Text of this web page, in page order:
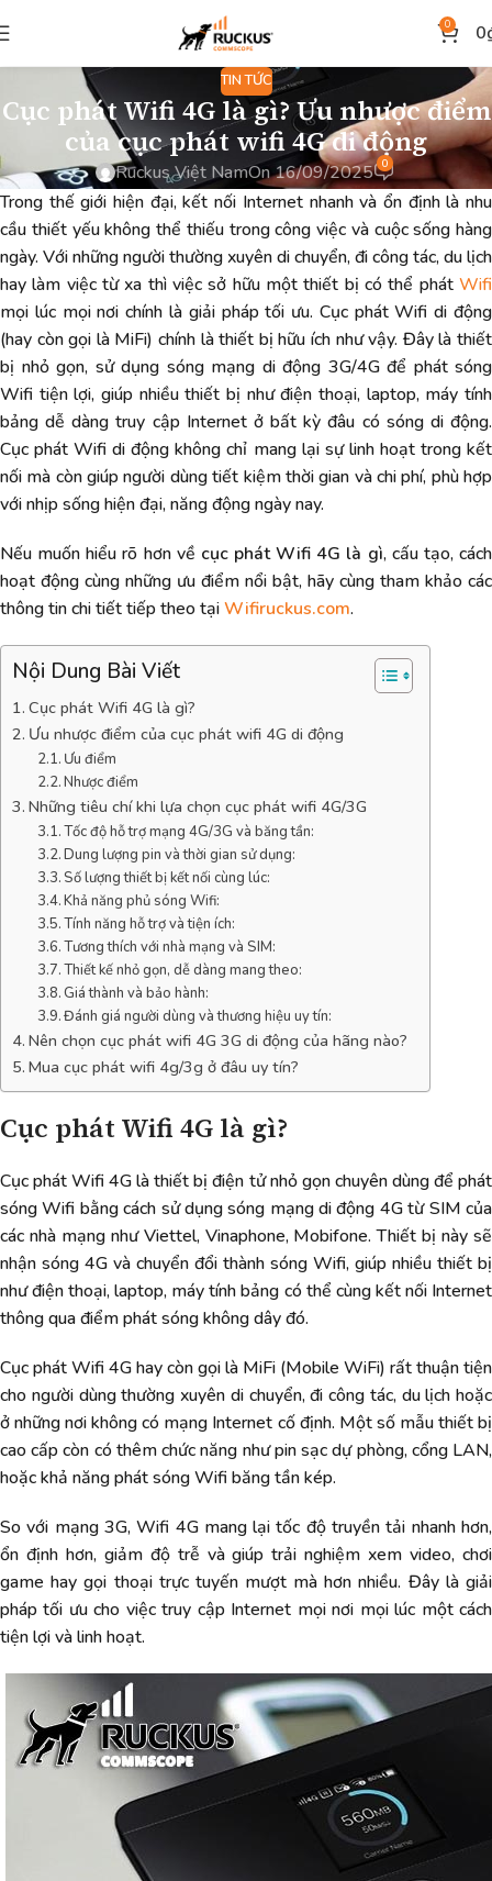
0 0
TIN TỨC
Cục phát Wifi 4G là gì? Ưu nhược điểm
của cục phát wifi 4G di động
Ruckus Việt NamOn 16/09/2025 0
Trong thế giới hiện đại, kết nối Internet nhanh và ổn định là nhu
cầu thiết yếu không thể thiếu trong công việc và cuộc sống hàng
ngày. Với những người thường xuyên di chuyển, đi công tác, du lịch
hay làm việc từ xa thì việc sở hữu một thiết bị có thể phát Wifi
mọi lúc mọi nơi chính là giải pháp tối ưu. Cục phát Wifi di động
(hay còn gọi là MiFi) chính là thiết bị hữu ích như vậy. Đây là thiết
bị nhỏ gọn, sử dụng sóng mạng di động 3G/4G để phát sóng
Wifi tiện lợi, giúp nhiều thiết bị như điện thoại, laptop, máy tính
bảng dễ dàng truy cập Internet ở bất kỳ đâu có sóng di động.
Cục phát Wifi di động không chỉ mang lại sự linh hoạt trong kết
nối mà còn giúp người dùng tiết kiệm thời gian và chi phí, phù hợp
với nhịp sống hiện đại, năng động ngày nay.
Nếu muốn hiểu rõ hơn về cục phát Wifi 4G là gì, cấu tạo, cách
hoạt động cùng những ưu điểm nổi bật, hãy cùng tham khảo các
thông tin chi tiết tiếp theo tạiWifiruckus.com.
Nội Dung Bài Viết
Cục phát Wifi 4G là gì?
Ưu nhược điểm của cục phát wifi 4G di động
Ưu điểm
Nhược điểm
Những tiêu chí khi lựa chọn cục phát wifi 4G/3G
Tốc độ hỗ trợ mạng 4G/3G và băng tần:
Dung lượng pin và thời gian sử dụng:
Số lượng thiết bị kết nối cùng lúc:
Khả năng phủ sóng Wifi:
Tính năng hỗ trợ và tiện ích:
Tương thích với nhà mạng và SIM:
Thiết kế nhỏ gọn, dễ dàng mang theo:
Giá thành và bảo hành:
Đánh giá người dùng và thương hiệu uy tín:
Nên chọn cục phát wifi 4G 3G di động của hãng nào?
Mua cục phát wifi 4g/3g ở đâu uy tín?
Cục phát Wifi 4G là gì?
Cục phát Wifi 4G là thiết bị điện tử nhỏ gọn chuyên dùng để phát
sóng Wifi bằng cách sử dụng sóng mạng di động 4G từ SIM của
các nhà mạng như Viettel, Vinaphone, Mobifone. Thiết bị này sẽ
nhận sóng 4G và chuyển đổi thành sóng Wifi, giúp nhiều thiết bị
như điện thoại, laptop, máy tính bảng có thể cùng kết nối Internet
thông qua điểm phát sóng không dây đó.
Cục phát Wifi 4G hay còn gọi là MiFi (Mobile WiFi) rất thuận tiện
cho người dùng thường xuyên di chuyển, đi công tác, du lịch hoặc
ở những nơi không có mạng Internet cố định. Một số mẫu thiết bị
cao cấp còn có thêm chức năng như pin sạc dự phòng, cổng LAN,
hoặc khả năng phát sóng Wifi băng tần kép.
So với mạng 3G, Wifi 4G mang lại tốc độ truyền tải nhanh hơn,
ổn định hơn, giảm độ trễ và giúp trải nghiệm xem video, chơi
game hay gọi thoại trực tuyến mượt mà hơn nhiều. Đây là giải
pháp tối ưu cho việc truy cập Internet mọi nơi mọi lúc một cách
tiện lợi và linh hoạt.